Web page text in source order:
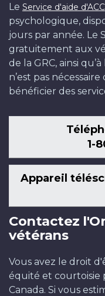
Le Service d'aide d'ACC
psychologique,
jours par année. Le
gratuitement aux
de la GRC, ainsi
n’est pas
bénéficier des
1-
Appareil
Contactez
vétérans
Vous avez le droit
équité et courtoisie
Canada. Si vous